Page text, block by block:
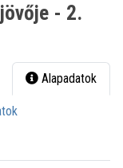
- 2.
Alapadatok